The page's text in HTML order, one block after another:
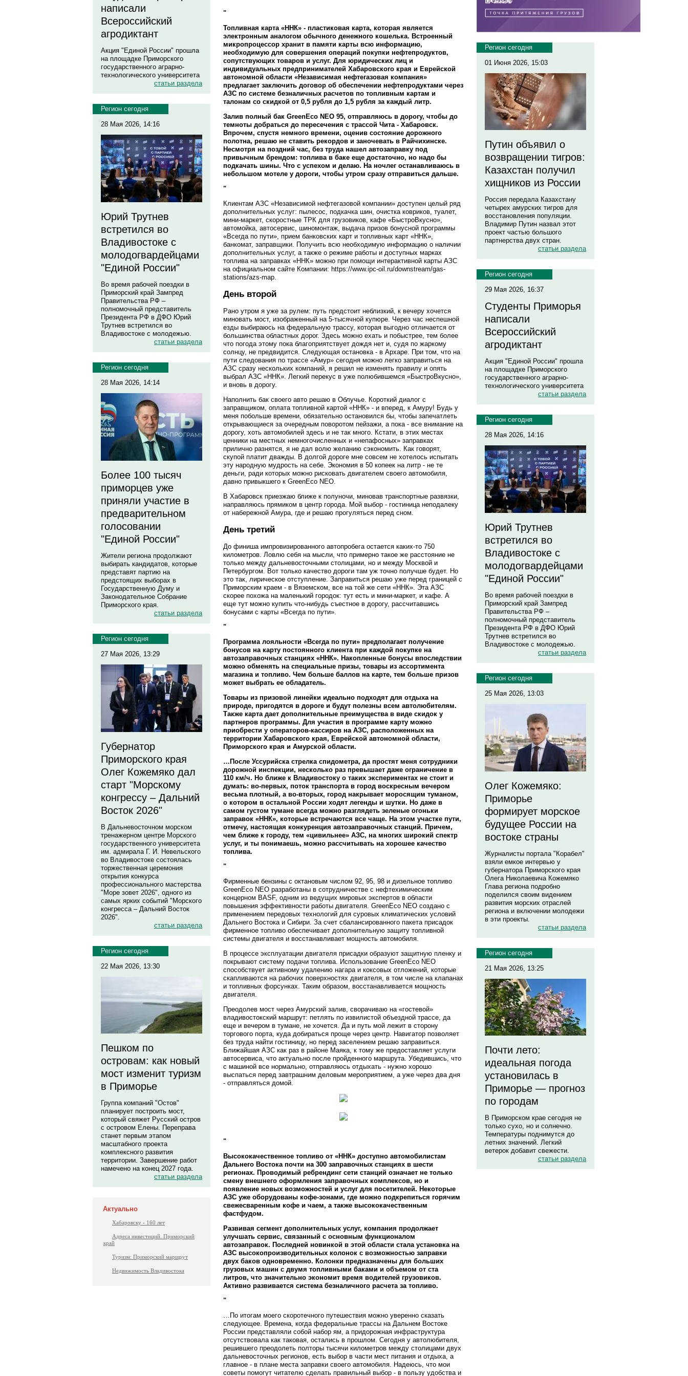
написали
Всероссийский
агродиктант
Акция "Единой России" прошла
на площадке Приморского
государственного аграрно-
технологического университета
статьи раздела
Регион сегодня
28 Мая 2026, 14:16
Юрий Трутнев
встретился во
Владивостоке с
молодогвардейцами
"Единой России"
Во время рабочей поездки в
Приморский край Зампред
Правительства РФ –
полномочный представитель
Президента РФ в ДФО Юрий
Трутнев встретился во
Владивостоке с молодежью.
статьи раздела
Регион сегодня
28 Мая 2026, 14:14
Более 100 тысяч
приморцев уже
приняли участие в
предварительном
голосовании
"Единой России"
Жители региона продолжают
выбирать кандидатов, которые
представят партию на
предстоящих выборах в
Государственную Думу и
Законодательное Собрание
Приморского края.
статьи раздела
Регион сегодня
27 Мая 2026, 13:29
Губернатор
Приморского края
Олег Кожемяко дал
старт "Морскому
конгрессу – Дальний
Восток 2026"
В Дальневосточном морском
тренажерном центре Морского
государственного университета
им. адмирала Г. И. Невельского
во Владивостоке состоялась
торжественная церемония
открытия конкурса
профессионального мастерства
"Море зовет 2026", одного из
самых ярких событий "Морского
конгресса – Дальний Восток
2026".
статьи раздела
Регион сегодня
22 Мая 2026, 13:30
Пешком по
островам: как новый
мост изменит туризм
в Приморье
Группа компаний "Остов"
планирует построить мост,
который свяжет Русский остров
с островом Елены. Переправа
станет первым этапом
масштабного проекта
комплексного развития
территории. Завершение работ
намечено на конец 2027 года.
статьи раздела
Актуально
Хабаровску - 160 лет
Адреса инвестиций. Приморский
край
Туризм: Приморский маршрут
Недвижимость Владивостока
"
Топливная карта «ННК» - пластиковая карта, которая является
электронным аналогом обычного денежного кошелька. Встроенный
микропроцессор хранит в памяти карты всю информацию,
необходимую для совершения операций покупки нефтепродуктов,
сопутствующих товаров и услуг. Для юридических лиц и
индивидуальных предпринимателей Хабаровского края и Еврейской
автономной области «Независимая нефтегазовая компания»
предлагает заключить договор об обеспечении нефтепродуктами через
АЗС по системе безналичных расчетов по топливным картам и
талонам со скидкой от 0,5 рубля до 1,5 рубля за каждый литр.
Залив полный бак GreenEco NEO 95, отправляюсь в дорогу, чтобы до
темноты добраться до пересечения с трассой Чита - Хабаровск.
Впрочем, спустя немного времени, оценив состояние дорожного
полотна, решаю не ставить рекордов и заночевать в Райчихинске.
Несмотря на поздний час, без труда нашел автозаправку под
привычным брендом: топлива в баке еще достаточно, но надо бы
подкачать шины. Что с успехом и делаю. На ночлег останавливаюсь в
небольшом мотеле у дороги, чтобы утром сразу отправиться дальше.
"
Клиентам АЗС «Независимой нефтегазовой компании» доступен целый ряд
дополнительных услуг: пылесос, подкачка шин, очистка ковриков, туалет,
мини-маркет, скоростные ТРК для грузовиков, кафе «БыстроВкусно»,
автомойка, автосервис, шиномонтаж, выдача призов бонусной программы
«Всегда по пути», прием банковских карт и топливных карт «ННК»,
банкомат, заправщики. Получить всю необходимую информацию о наличии
дополнительных услуг, а также о режиме работы и доступных марках
топлива на заправках «ННК» можно при помощи интерактивной карты АЗС
на официальном сайте Компании: https://www.ipc-oil.ru/downstream/gas-
stations/azs-map.
День второй
Рано утром я уже за рулем: путь предстоит неблизкий, к вечеру хочется
миновать мост, изображенный на 5-тысячной купюре. Через час неспешной
езды выбираюсь на федеральную трассу, которая выгодно отличается от
большинства областных дорог. Здесь можно ехать и побыстрее, тем более
что погода этому пока благоприятствует дождя нет и, судя по жаркому
солнцу, не предвидится. Следующая остановка - в Архаре. При том, что на
пути следования по трассе «Амур» сегодня можно легко заправиться на
АЗС сразу нескольких компаний, я решил не изменять правилу и опять
выбрал АЗС «ННК». Легкий перекус в уже полюбившемся «БыстроВкусно»,
и вновь в дорогу.
Наполнить бак своего авто решаю в Облучье. Короткий диалог с
заправщиком, оплата топливной картой «ННК» - и вперед, к Амуру! Будь у
меня побольше времени, обязательно остановился бы, чтобы запечатлеть
открывающиеся за очередным поворотом пейзажи, а пока - все внимание на
дорогу, хоть автомобилей здесь и не так много. Кстати, в этих местах
ценники на местных немногочисленных и «непафосных» заправках
прилично разнятся, я не дал волю желанию сэкономить. Как говорят,
скупой платит дважды. В долгой дороге мне совсем не хотелось испытать
эту народную мудрость на себе. Экономия в 50 копеек на литр - не те
деньги, ради которых можно рисковать двигателем своего автомобиля,
давно привыкшего к GreenEco NEO.
В Хабаровск приезжаю ближе к полуночи, миновав транспортные развязки,
направляюсь прямиком в центр города. Мой выбор - гостиница неподалеку
от набережной Амура, где и решаю прогуляться перед сном.
День третий
До финиша импровизированного автопробега остается каких-то 750
километров. Ловлю себя на мысли, что примерно такое же расстояние не
только между дальневосточными столицами, но и между Москвой и
Петербургом. Вот только качество дороги там уж точно получше будет. Но
это так, лирическое отступление. Заправиться решаю уже перед границей с
Приморским краем - в Вяземском, все на той же сети «ННК». Эта АЗС
скорее похожа на маленький городок: тут есть и мини-маркет, и кафе. А
еще тут можно купить что-нибудь съестное в дорогу, рассчитавшись
бонусами с карты «Всегда по пути».
"
Программа лояльности «Всегда по пути» предполагает получение
бонусов на карту постоянного клиента при каждой покупке на
автозаправочных станциях «ННК». Накопленные бонусы впоследствии
можно обменять на специальные призы, товары из ассортимента
магазина и топливо. Чем больше баллов на карте, тем больше призов
может выбрать ее обладатель.
Товары из призовой линейки идеально подходят для отдыха на
природе, пригодятся в дороге и будут полезны всем автолюбителям.
Также карта дает дополнительные преимущества в виде скидок у
партнеров программы. Для участия в программе карту можно
приобрести у операторов-кассиров на АЗС, расположенных на
территории Хабаровского края, Еврейской автономной области,
Приморского края и Амурской области.
…После Уссурийска стрелка спидометра, да простят меня сотрудники
дорожной инспекции, несколько раз превышает даже ограничение в
110 км/ч. Но ближе к Владивостоку о таких экспериментах не стоит и
думать: во-первых, поток транспорта в город воскресным вечером
весьма плотный, а во-вторых, город накрывает моросящим туманом,
о котором в остальной России ходят легенды и шутки. Но даже в
самом густом тумане всегда можно разглядеть зеленые огоньки
заправок «ННК», которые встречаются все чаще. На этом участке пути,
отмечу, настоящая конкуренция автозаправочных станций. Причем,
чем ближе к городу, тем «цивильнее» АЗС, на многих широкий спектр
услуг, и ты понимаешь, можно рассчитывать на хорошее качество
топлива.
"
Фирменные бензины с октановым числом 92, 95, 98 и дизельное топливо
GreenEco NEO разработаны в сотрудничестве с нефтехимическим
концерном BASF, одним из ведущих мировых экспертов в области
повышения эффективности работы двигателя. GreenEco NEO создано с
применением передовых технологий для суровых климатических условий
Дальнего Востока и Сибири. За счет сбалансированного пакета присадок
фирменное топливо обеспечивает дополнительную защиту топливной
системы двигателя и восстанавливает мощность автомобиля.
В процессе эксплуатации двигателя присадки образуют защитную пленку и
покрывают систему подачи топлива. Использование GreenEco NEO
способствует активному удалению нагара и коксовых отложений, которые
скапливаются на рабочих поверхностях двигателя, в том числе на клапанах
и топливных форсунках. Таким образом, восстанавливается мощность
двигателя.
Преодолев мост через Амурский залив, сворачиваю на «гостевой»
владивостокский маршрут: петлять по извилистой объездной трассе, да
еще и вечером в тумане, не хочется. Да и путь мой лежит в сторону
торгового порта, куда добираться проще через центр. Навигатор позволяет
без труда найти гостиницу, но перед заселением решаю заправиться.
Ближайшая АЗС как раз в районе Маяка, к тому же предоставляет услуги
автосервиса, что актуально после пройденного маршрута. Убедившись, что
с машиной все нормально, отправляюсь отдыхать - нужно хорошо
выспаться перед завтрашним деловым мероприятием, а уже через два дня
- отправляться домой.
"
Высококачественное топливо от «ННК» доступно автомобилистам
Дальнего Востока почти на 300 заправочных станциях в шести
регионах. Проводимый ребрендинг сети станций означает не только
смену внешнего оформления заправочных комплексов, но и
появление новых возможностей и услуг для посетителей. Некоторые
АЗС уже оборудованы кофе-зонами, где можно подкрепиться горячим
свежесваренным кофе и чаем, а также высококачественным
фастфудом.
Развивая сегмент дополнительных услуг, компания продолжает
улучшать сервис, связанный с основным функционалом
автозаправок. Последней новинкой в этой области стала установка на
АЗС высокопроизводительных колонок с возможностью заправки
двух баков одновременно. Колонки предназначены для больших
грузовых машин с двумя топливными баками и объемом от ста
литров, что значительно экономит время водителей грузовиков.
Активно развивается система безналичного расчета за топливо.
"
…По итогам моего скоротечного путешествия можно уверенно сказать
следующее. Времена, когда федеральные трассы на Дальнем Востоке
России представляли собой набор ям, а придорожная инфраструктура
отсутствовала как таковая, остались в прошлом. Сегодня у автолюбителя,
решившего преодолеть полторы тысячи километров между столицами двух
дальневосточных регионов, есть выбор в части мест питания и отдыха, а
главное - в плане места заправки своего автомобиля. Надеюсь, что мои
советы помогут читателю сделать правильный выбор - в пользу удобства и
Регион сегодня
01 Июня 2026, 15:03
Путин объявил о
возвращении тигров:
Казахстан получил
хищников из России
Россия передала Казахстану
четырех амурских тигров для
восстановления популяции.
Владимир Путин назвал этот
проект частью большого
партнерства двух стран.
статьи раздела
Регион сегодня
29 Мая 2026, 16:37
Студенты Приморья
написали
Всероссийский
агродиктант
Акция "Единой России" прошла
на площадке Приморского
государственного аграрно-
технологического университета
статьи раздела
Регион сегодня
28 Мая 2026, 14:16
Юрий Трутнев
встретился во
Владивостоке с
молодогвардейцами
"Единой России"
Во время рабочей поездки в
Приморский край Зампред
Правительства РФ –
полномочный представитель
Президента РФ в ДФО Юрий
Трутнев встретился во
Владивостоке с молодежью.
статьи раздела
Регион сегодня
25 Мая 2026, 13:03
Олег Кожемяко:
Приморье
формирует морское
будущее России на
востоке страны
Журналисты портала "Корабел"
взяли емкое интервью у
губернатора Приморского края
Олега Николаевича Кожемяко
Глава региона подробно
поделился своим видением
развития морских отраслей
региона и включении молодежи
в эти проекты.
статьи раздела
Регион сегодня
21 Мая 2026, 13:25
Почти лето:
идеальная погода
установилась в
Приморье — прогноз
по городам
В Приморском крае сегодня не
только сухо, но и солнечно.
Температуры поднимутся до
летних значений. Легкий
ветерок добавит свежести.
статьи раздела